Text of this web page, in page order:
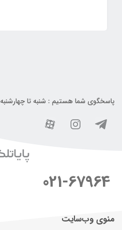
پاسخگوی شما هستیم : شنبه تا چهارشنبه 9:00-17:30 . پنج شنبه 9:00-14:00
021-67964
منوی وب‌سایت